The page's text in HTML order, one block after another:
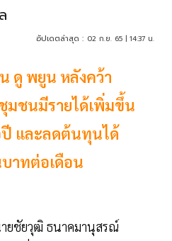
อัปเดตล่าสุด : 02 ก.ย. 65 | 14:37 น.
ดู พยูน หลังคว้า
มชนมีรายได้เพิ่มขึ้น
และลดต้นทุนได้
าทต่อเดือน
ชัยวุฒิ ธนาคมานุสรณ์